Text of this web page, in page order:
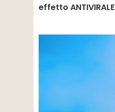
effetto ANTIVIRALE